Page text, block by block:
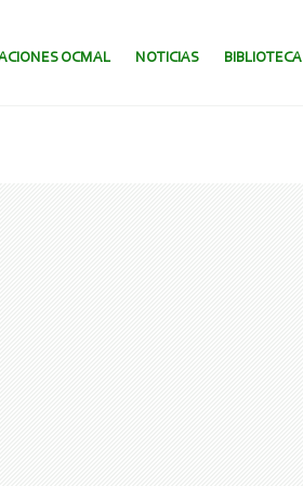
OCMAL NOTICIAS BIBLIOTECA